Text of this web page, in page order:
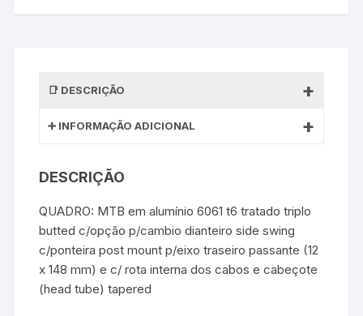
DESCRIÇÃO
INFORMAÇÃO ADICIONAL
DESCRIÇÃO
QUADRO: MTB em alumínio 6061 t6 tratado triplo
butted c/opção p/cambio dianteiro side swing
c/ponteira post mount p/eixo traseiro passante (12
x 148 mm) e c/ rota interna dos cabos e cabeçote
(head tube) tapered